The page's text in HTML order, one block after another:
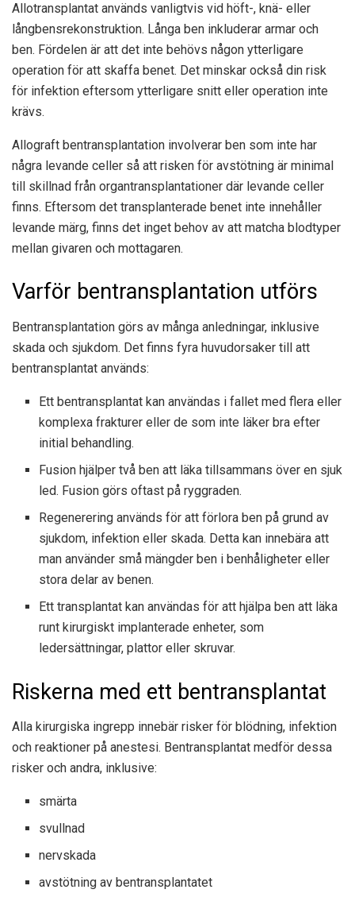
Allotransplantat används vanligtvis vid höft-, knä- eller
långbensrekonstruktion. Långa ben inkluderar armar och
ben. Fördelen är att det inte behövs någon ytterligare
operation för att skaffa benet. Det minskar också din risk
för infektion eftersom ytterligare snitt eller operation inte
krävs.
Allograft bentransplantation involverar ben som inte har
några levande celler så att risken för avstötning är minimal
till skillnad från organtransplantationer där levande celler
finns. Eftersom det transplanterade benet inte innehåller
levande märg, finns det inget behov av att matcha blodtyper
mellan givaren och mottagaren.
Varför bentransplantation utförs
Bentransplantation görs av många anledningar, inklusive
skada och sjukdom. Det finns fyra huvudorsaker till att
bentransplantat används:
Ett bentransplantat kan användas i fallet med flera eller
komplexa frakturer eller de som inte läker bra efter
initial behandling.
Fusion hjälper två ben att läka tillsammans över en sjuk
led. Fusion görs oftast på ryggraden.
Regenerering används för att förlora ben på grund av
sjukdom, infektion eller skada. Detta kan innebära att
man använder små mängder ben i benhåligheter eller
stora delar av benen.
Ett transplantat kan användas för att hjälpa ben att läka
runt kirurgiskt implanterade enheter, som
ledersättningar, plattor eller skruvar.
Riskerna med ett bentransplantat
Alla kirurgiska ingrepp innebär risker för blödning, infektion
och reaktioner på anestesi. Bentransplantat medför dessa
risker och andra, inklusive:
smärta
svullnad
nervskada
avstötning av bentransplantatet